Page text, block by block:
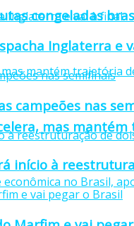
congeladas
mas
Inglaterra e
campeões nas
início à